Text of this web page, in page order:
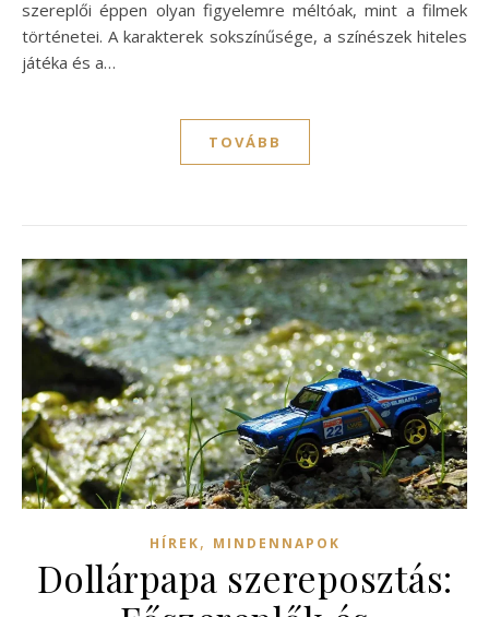
szereplői éppen olyan figyelemre méltóak, mint a filmek
történetei. A karakterek sokszínűsége, a színészek hiteles
játéka és a…
TOVÁBB
HÍREK, MINDENNAPOK
Dollárpapa szereposztás: